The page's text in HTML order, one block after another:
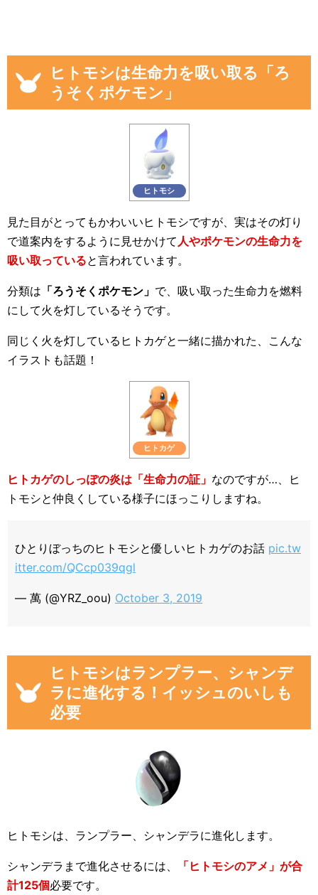
ヒトモシは生命力を吸い取る「ろ
うそくポケモン」
ヒトモシ
見た目がとってもかわいいヒトモシですが、実はその灯り
で道案内をするように見せかけて 人やポケモンの生命力を
吸い取っていると言われています。
分類は 「ろうそくポケモン」 で、吸い取った生命力を燃料
にして火を灯しているそうです。
同じく火を灯しているヒトカゲと一緒に描かれた、こんな
イラストも話題！
ヒトカゲ
ヒトカゲのしっぽの炎は「生命力の証」 なのですが…、ヒ
トモシと仲良くしている様子にほっこりしますね。
ひとりぼっちのヒトモシと優しいヒトカゲのお話 pic.tw
itter.com/QCcp039qgl
— 萬 (@YRZ_oou) October 3, 2019
ヒトモシはランプラー、シャンデ
ラに進化する！イッシュのいしも
必要
ヒトモシは、ランプラー、シャンデラに進化します。
シャンデラまで進化させるには、
「ヒトモシのアメ」が合
計125個必要です。